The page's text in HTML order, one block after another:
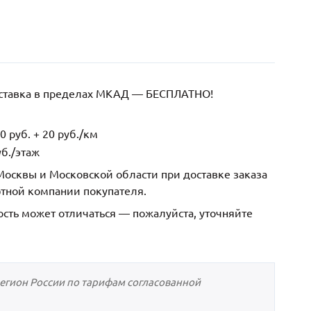
в пределах МКАД — БЕСПЛАТНО!
руб. + 20 руб./км
этаж
и Московской области при доставке заказа
компании покупателя.
может отличаться — пожалуйста, уточняйте
России по тарифам согласованной